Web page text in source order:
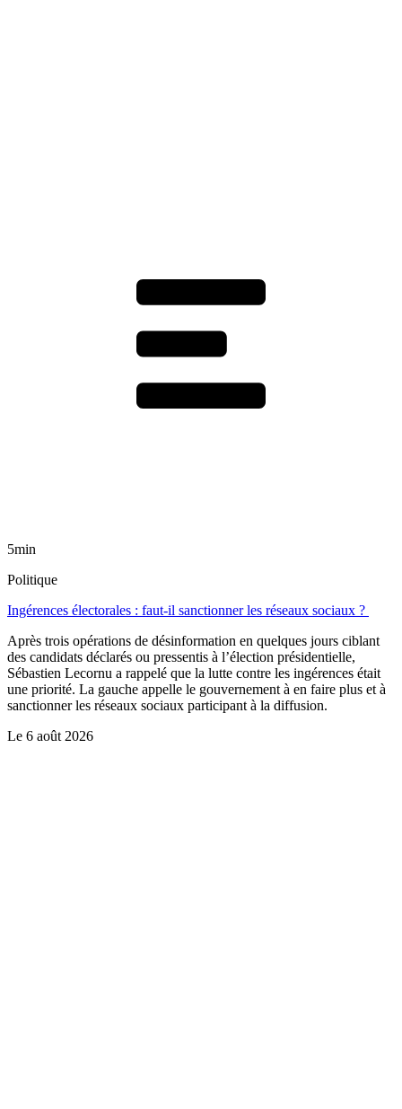
5min
Politique
Ingérences électorales : faut-il sanctionner les réseaux sociaux ?
Après trois opérations de désinformation en quelques jours ciblant
des candidats déclarés ou pressentis à l’élection présidentielle,
Sébastien Lecornu a rappelé que la lutte contre les ingérences était
une priorité. La gauche appelle le gouvernement à en faire plus et à
sanctionner les réseaux sociaux participant à la diffusion.
Le 6 août 2026